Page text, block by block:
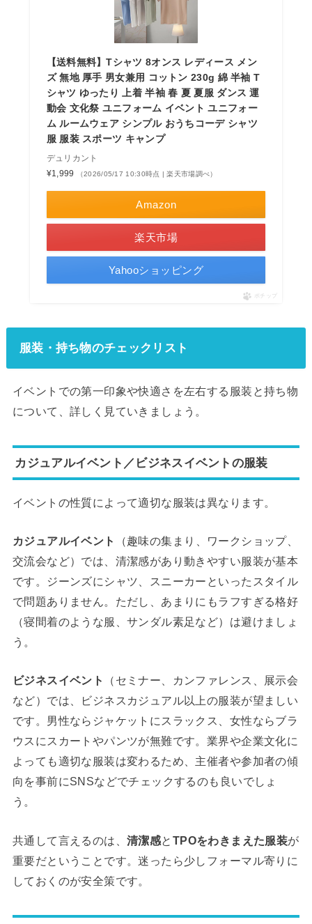
【送料無料】Tシャツ 8オンス レディース メン
ズ 無地 厚手 男女兼用 コットン 230g 綿 半袖 T
シャツ ゆったり 上着 半袖 春 夏 夏服 ダンス 運
動会 文化祭 ユニフォーム イベント ユニフォー
ム ルームウェア シンプル おうちコーデ シャツ
服 服装 スポーツ キャンプ
デュリカント
¥1,999
（2026/05/17 10:30時点 | 楽天市場調べ）
Amazon
楽天市場
Yahooショッピング
ポチップ
服装・持ち物のチェックリスト
イベントでの第一印象や快適さを左右する服装と持ち物
について、詳しく見ていきましょう。
カジュアルイベント／ビジネスイベントの服装
イベントの性質によって適切な服装は異なります。
カジュアルイベント
（趣味の集まり、ワークショップ、
交流会など）では、清潔感があり動きやすい服装が基本
です。ジーンズにシャツ、スニーカーといったスタイル
で問題ありません。ただし、あまりにもラフすぎる格好
（寝間着のような服、サンダル素足など）は避けましょ
う。
ビジネスイベント
（セミナー、カンファレンス、展示会
など）では、ビジネスカジュアル以上の服装が望ましい
です。男性ならジャケットにスラックス、女性ならブラ
ウスにスカートやパンツが無難です。業界や企業文化に
よっても適切な服装は変わるため、主催者や参加者の傾
向を事前にSNSなどでチェックするのも良いでしょ
う。
共通して言えるのは、清潔感と TPOをわきまえた服装が
重要だということです。迷ったら少しフォーマル寄りに
しておくのが安全策です。